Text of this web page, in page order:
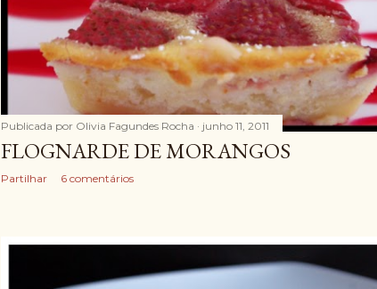
Publicada por Olivia Fagundes Rocha junho 11, 2011
FLOGNARDE DE MORANGOS
Partilhar 6 comentários